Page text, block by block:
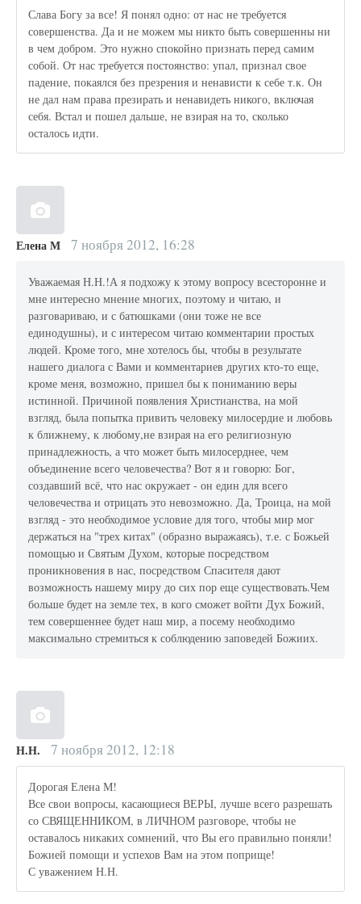
Слава Богу за все! Я понял одно: от нас не требуется
совершенства. Да и не можем мы никто быть совершенны ни
в чем добром. Это нужно спокойно признать перед самим
собой. От нас требуется постоянство: упал, признал свое
падение, покаялся без презрения и ненависти к себе т.к. Он
не дал нам права презирать и ненавидеть никого, включая
себя. Встал и пошел дальше, не взирая на то, сколько
осталось идти.
Елена М 7 ноября 2012, 16:28
Уважаемая Н.Н.!А я подхожу к этому вопросу всесторонне и
мне интересно мнение многих, поэтому и читаю, и
разговариваю, и с батюшками (они тоже не все
единодушны), и с интересом читаю комментарии простых
людей. Кроме того, мне хотелось бы, чтобы в результате
нашего диалога с Вами и комментариев других кто-то еще,
кроме меня, возможно, пришел бы к пониманию веры
истинной. Причиной появления Христианства, на мой
взгляд, была попытка привить человеку милосердие и любовь
к ближнему, к любому,не взирая на его религиозную
принадлежность, а что может быть милосерднее, чем
объединение всего человечества? Вот я и говорю: Бог,
создавший всё, что нас окружает - он един для всего
человечества и отрицать это невозможно. Да, Троица, на мой
взгляд - это необходимое условие для того, чтобы мир мог
держаться на "трех китах" (образно выражаясь), т.е. с Божьей
помощью и Святым Духом, которые посредством
проникновения в нас, посредством Спасителя дают
возможность нашему миру до сих пор еще существовать.Чем
больше будет на земле тех, в кого сможет войти Дух Божий,
тем совершеннее будет наш мир, а посему необходимо
максимально стремиться к соблюдению заповедей Божиих.
Н.Н. 7 ноября 2012, 12:18
Дорогая Елена М!
Все свои вопросы, касающиеся ВЕРЫ, лучше всего разрешать
со СВЯЩЕННИКОМ, в ЛИЧНОМ разговоре, чтобы не
оставалось никаких сомнений, что Вы его правильно поняли!
Божией помощи и успехов Вам на этом поприще!
С уважением Н.Н.